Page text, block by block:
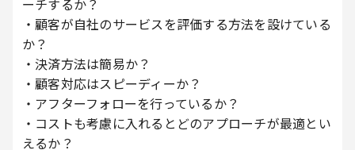
・顧客が自社のサービスを評価する方法を設けている
か？
・決済方法は簡易か？
・顧客対応はスピーディーか？
・アフターフォローを行っているか？
・コストも考慮に入れるとどのアプローチが最適とい
えるか？